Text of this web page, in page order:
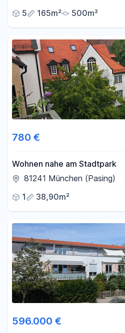
5 165m² 500m²
780 €
Wohnen nahe am Stadtpark
81241 München (Pasing)
1
38,90m²
596.000 €